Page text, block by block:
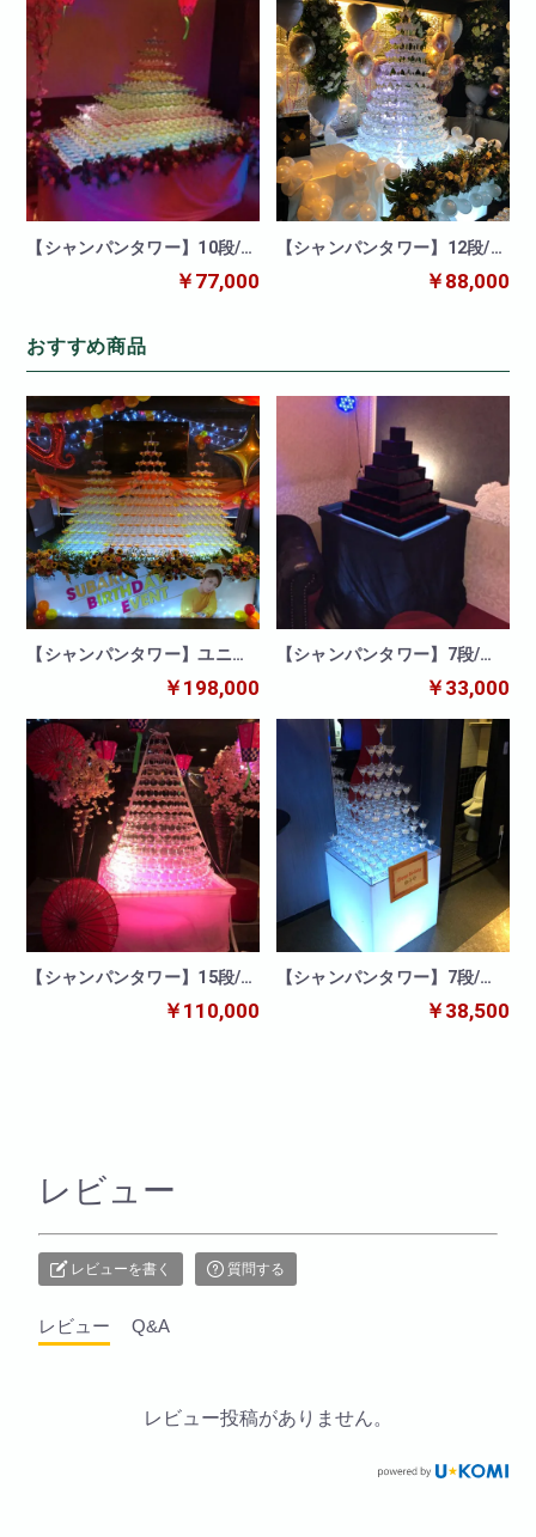
【シャンパンタワー】10段/富
￥77,000
【シャンパンタワー】12段/丸
￥88,000
おすすめ商品
【シャンパンタワー】ユニオ
ンタワー/11段13段11段￥198,000
【シャンパンタワー】7段/枡
￥33,000
【シャンパンタワー】15段/丸
￥110,000
【シャンパンタワー】7段/四
角形/カクテルグラス￥38,500
レビュー
レビューを書く 質問する
レビュー Q&A
レビュー投稿がありません。